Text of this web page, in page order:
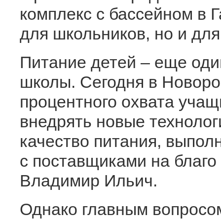
комплекс с бассейном в
для школьников, но и
Питание детей – еще
школы. Сегодня в
процентного охвата
внедрять новые
качество питания,
с поставщиками на
Владимир Ильич.
Однако главным